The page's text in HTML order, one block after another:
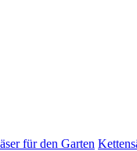
für den Garten